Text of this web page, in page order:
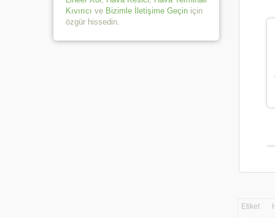
Kıvırıcı ve Bizimle İletişime Geçin için
özgür hissedin.
Etiket